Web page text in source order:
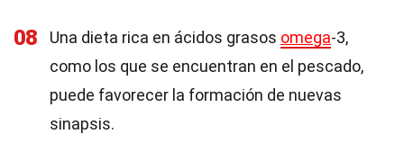
08 Una dieta rica en ácidos grasos omega-3,
como los que se encuentran en el pescado,
puede favorecer la formación de nuevas
sinapsis.